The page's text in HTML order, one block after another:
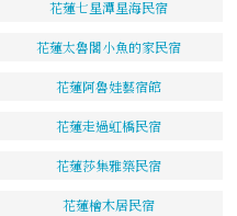
花蓮七星潭星海民宿
花蓮太魯閣小魚的家民宿
花蓮阿魯娃藝宿館
花蓮走過虹橋民宿
花蓮莎集雅築民宿
花蓮檜木居民宿